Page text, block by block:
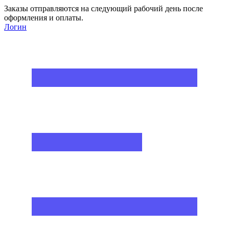
Заказы отправляются на следующий рабочий день после
оформления и оплаты.
Логин